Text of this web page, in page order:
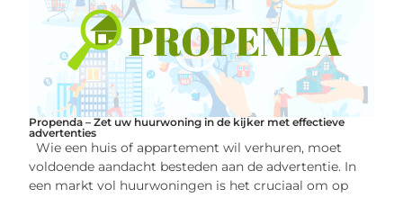
Propenda – Zet uw huurwoning in de kijker met effectieve
advertenties
Wie een huis of appartement wil verhuren, moet
voldoende aandacht besteden aan de advertentie. In
een markt vol huurwoningen is het cruciaal om op